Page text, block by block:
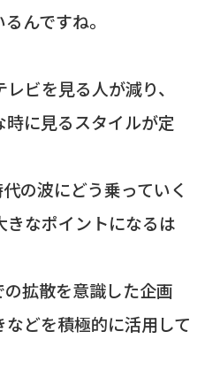
んですね。
ビを見る人が減り、
に見るスタイルが定
の波にどう乗っていく
なポイントになるは
拡散を意識した企画
どを積極的に活用して